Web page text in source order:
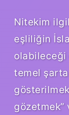
Nitekim
eşliliğin
olabileceği
temel
gözetmek”